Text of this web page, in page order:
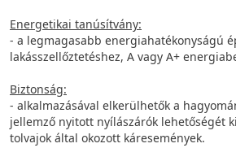
Energetikai tanúsítvány:
- a legmagasabb energiahatékonyságú
lakásszellőztetéshez, A vagy A+
Biztonság:
- alkalmazásával elkerülhetők a
jellemző nyitott nyílászárók lehetőségét
tolvajok által okozott káresemények.